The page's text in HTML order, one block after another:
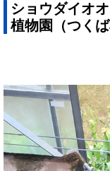
ショウダイオ
植物園（つくば